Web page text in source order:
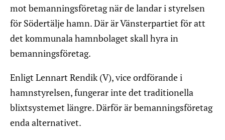
mot bemanningsföretag när de landar i styrelsen
för Södertälje hamn. Där är Vänsterpartiet för att
det kommunala hamnbolaget skall hyra in
bemanningsföretag.
Enligt Lennart Rendik (V), vice ordförande i
hamnstyrelsen, fungerar inte det traditionella
blixtsystemet längre. Därför är bemanningsföretag
enda alternativet.